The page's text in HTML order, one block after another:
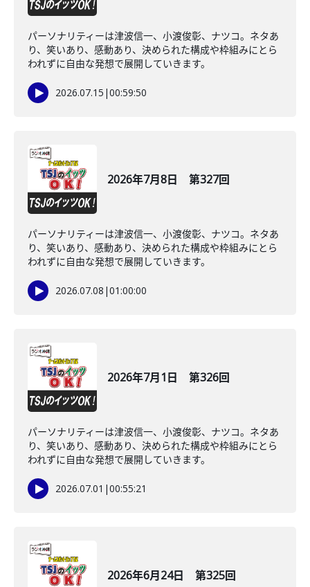
パーソナリティーは津波信一、小渡俊彰、ナツコ。ネタあ
り、笑いあり、感動あり、決められた構成や枠組みにとら
われずに自由な発想で展開していきます。
2026.07.15 |00:59:50
2026年7月8日 第327回
パーソナリティーは津波信一、小渡俊彰、ナツコ。ネタあ
り、笑いあり、感動あり、決められた構成や枠組みにとら
われずに自由な発想で展開していきます。
2026.07.08 |01:00:00
2026年7月1日 第326回
パーソナリティーは津波信一、小渡俊彰、ナツコ。ネタあ
り、笑いあり、感動あり、決められた構成や枠組みにとら
われずに自由な発想で展開していきます。
2026.07.01 |00:55:21
2026年6月24日 第325回